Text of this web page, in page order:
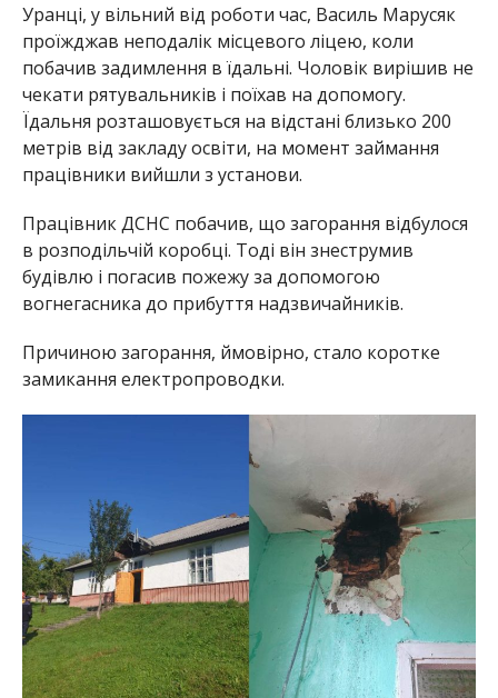
Уранці, у вільний від роботи час, Василь Марусяк
проїжджав неподалік місцевого ліцею, коли
побачив задимлення в їдальні. Чоловік вирішив не
чекати рятувальників і поїхав на допомогу.
Їдальня розташовується на відстані близько 200
метрів від закладу освіти, на момент займання
працівники вийшли з установи.
Працівник ДСНС побачив, що загорання відбулося
в розподільчій коробці. Тоді він знеструмив
будівлю і погасив пожежу за допомогою
вогнегасника до прибуття надзвичайників.
Причиною загорання, ймовірно, стало коротке
замикання електропроводки.